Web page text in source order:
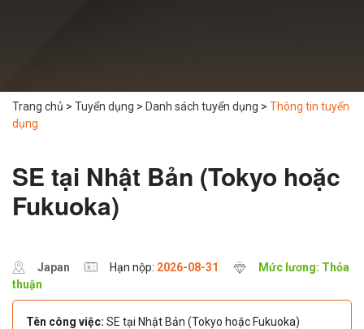
Trang chủ > Tuyển dụng > Danh sách tuyển dụng > Thông tin tuyển
dụng
SE tại Nhật Bản (Tokyo hoặc
Fukuoka)
Japan Hạn nộp: 2026-08-31
Mức lương: Thỏa
thuận
Tên công việc: SE tại Nhật Bản (Tokyo hoặc Fukuoka)